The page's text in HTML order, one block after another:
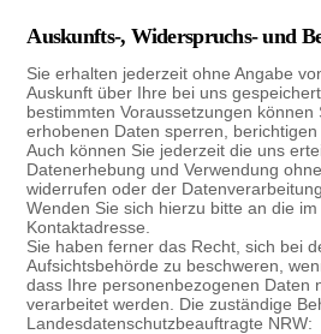
Auskunfts-, Widerspruchs- und
Sie erhalten jederzeit ohne Angabe
Auskunft über Ihre bei uns
bestimmten Voraussetzungen können
erhobenen Daten sperren, berichtigen
Auch können Sie jederzeit die uns
Datenerhebung und Verwendung
widerrufen oder der
Wenden Sie sich hierzu bitte an die
Kontaktadresse.
Sie haben ferner das Recht, sich bei
Aufsichtsbehörde zu beschweren,
dass Ihre personenbezogenen Daten
verarbeitet werden. Die zuständige
Landesdatenschutzbeauftragte NRW: